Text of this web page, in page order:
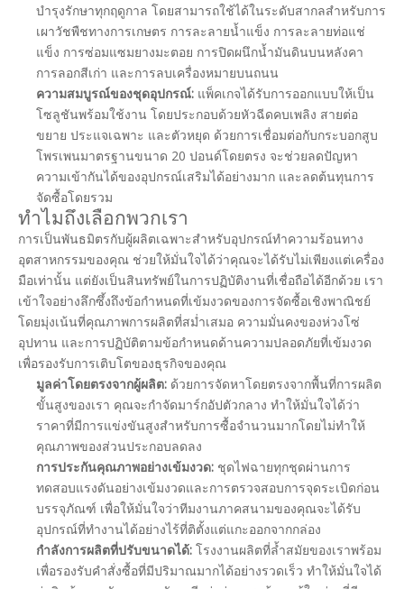
บำรุงรักษาทุกฤดูกาล โดยสามารถใช้ได้ในระดับสากลสำหรับการ
เผาวัชพืชทางการเกษตร การละลายน้ำแข็ง การละลายท่อแช่
แข็ง การซ่อมแซมยางมะตอย การปิดผนึกน้ำมันดินบนหลังคา
การลอกสีเก่า และการลบเครื่องหมายบนถนน
ความสมบูรณ์ของชุดอุปกรณ์: แพ็คเกจได้รับการออกแบบให้เป็น
โซลูชันพร้อมใช้งาน โดยประกอบด้วยหัวฉีดคบเพลิง สายต่อ
ขยาย ประแจเฉพาะ และตัวหยุด ด้วยการเชื่อมต่อกับกระบอกสูบ
โพรเพนมาตรฐานขนาด 20 ปอนด์โดยตรง จะช่วยลดปัญหา
ความเข้ากันได้ของอุปกรณ์เสริมได้อย่างมาก และลดต้นทุนการ
จัดซื้อโดยรวม
ทำไมถึงเลือกพวกเรา
การเป็นพันธมิตรกับผู้ผลิตเฉพาะสำหรับอุปกรณ์ทำความร้อนทาง
อุตสาหกรรมของคุณ ช่วยให้มั่นใจได้ว่าคุณจะได้รับไม่เพียงแต่เครื่อง
มือเท่านั้น แต่ยังเป็นสินทรัพย์ในการปฏิบัติงานที่เชื่อถือได้อีกด้วย เรา
เข้าใจอย่างลึกซึ้งถึงข้อกำหนดที่เข้มงวดของการจัดซื้อเชิงพาณิชย์
โดยมุ่งเน้นที่คุณภาพการผลิตที่สม่ำเสมอ ความมั่นคงของห่วงโซ่
อุปทาน และการปฏิบัติตามข้อกำหนดด้านความปลอดภัยที่เข้มงวด
เพื่อรองรับการเติบโตของธุรกิจของคุณ
มูลค่าโดยตรงจากผู้ผลิต: ด้วยการจัดหาโดยตรงจากพื้นที่การผลิต
ขั้นสูงของเรา คุณจะกำจัดมาร์กอัปตัวกลาง ทำให้มั่นใจได้ว่า
ราคาที่มีการแข่งขันสูงสำหรับการซื้อจำนวนมากโดยไม่ทำให้
คุณภาพของส่วนประกอบลดลง
การประกันคุณภาพอย่างเข้มงวด: ชุดไฟฉายทุกชุดผ่านการ
ทดสอบแรงดันอย่างเข้มงวดและการตรวจสอบการจุดระเบิดก่อน
บรรจุภัณฑ์ เพื่อให้มั่นใจว่าทีมงานภาคสนามของคุณจะได้รับ
อุปกรณ์ที่ทำงานได้อย่างไร้ที่ติตั้งแต่แกะออกจากกล่อง
กำลังการผลิตที่ปรับขนาดได้: โรงงานผลิตที่ล้ำสมัยของเราพร้อม
เพื่อรองรับคำสั่งซื้อที่มีปริมาณมากได้อย่างรวดเร็ว ทำให้มั่นใจได้